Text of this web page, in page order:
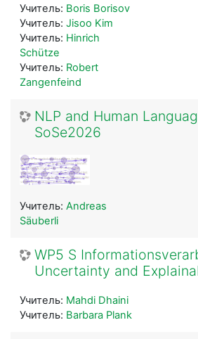
Учитель: Boris Borisov
Учитель: Jisoo Kim
Учитель: Hinrich
Schütze
Учитель: Robert
Zangenfeind
NLP and Human
SoSe2026
Учитель: Andreas
Säuberli
WP5 S
Uncertainty and
Учитель: Mahdi Dhaini
Учитель: Barbara Plank